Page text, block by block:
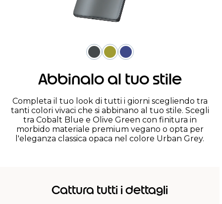
Abbinalo al tuo stile
Completa il tuo look di tutti i giorni scegliendo tra
tanti colori vivaci che si abbinano al tuo stile. Scegli
tra Cobalt Blue e Olive Green con finitura in
morbido materiale premium vegano o opta per
l'eleganza classica opaca nel colore Urban Grey.
Cattura tutti i dettagli